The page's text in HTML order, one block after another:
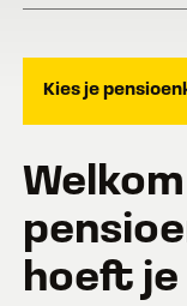
Kies je
hoeft je